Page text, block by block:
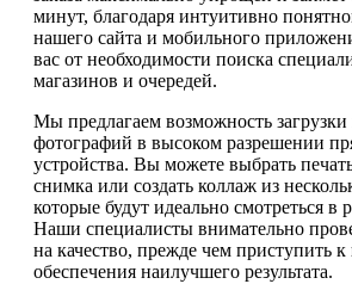
минут, благодаря интуитивно
нашего сайта и мобильного
вас от необходимости поиска
магазинов и очередей.
Мы предлагаем возможность
фотографий в высоком разрешении
устройства. Вы можете выбрать
снимка или создать коллаж из
которые будут идеально смотреться в
Наши специалисты внимательно
на качество, прежде чем приступить к
обеспечения наилучшего результата.